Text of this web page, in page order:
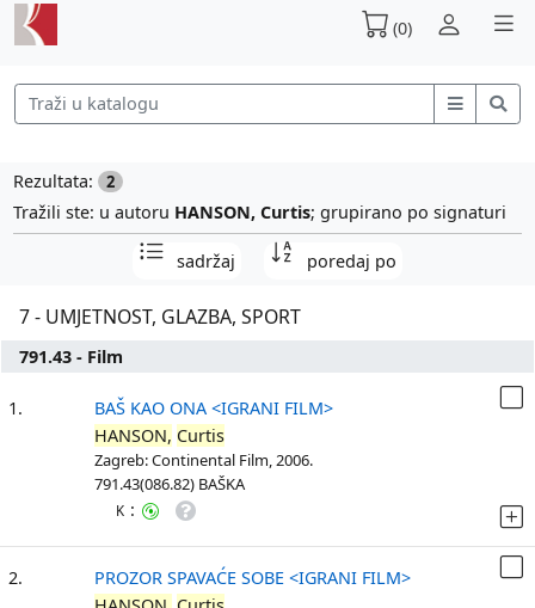
(0)
Rezultata: 2
Tražili ste: u autoru HANSON, Curtis; grupirano po signaturi
sadržaj poredaj po
7 - UMJETNOST, GLAZBA, SPORT
791.43 - Film
1.
BAŠ KAO ONA <IGRANI FILM>
HANSON, Curtis
Zagreb: Continental Film, 2006.
791.43(086.82) BAŠKA
K :
2.
PROZOR SPAVAĆE SOBE <IGRANI FILM>